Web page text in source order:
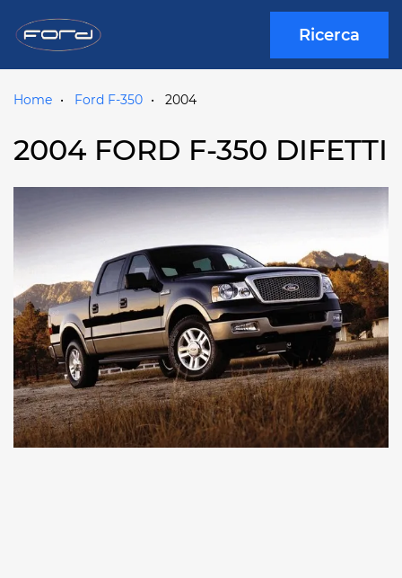
Ricerca
Home Ford F-350 2004
2004 FORD F-350 DIFETTI